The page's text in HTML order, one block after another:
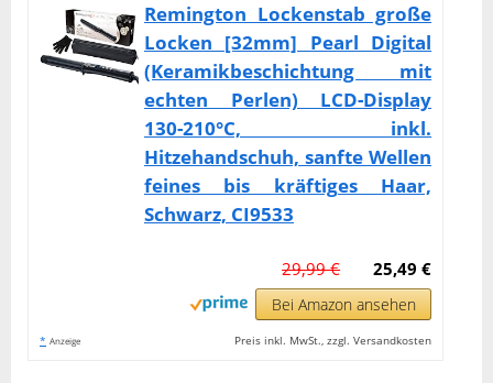
Remington Lockenstab große
Locken [32mm] Pearl Digital
(Keramikbeschichtung mit
echten Perlen) LCD-Display
130-210°C, inkl.
Hitzehandschuh, sanfte Wellen
feines bis kräftiges Haar,
Schwarz, CI9533
25,49 €
29,99 €
Bei Amazon ansehen
* Anzeige Preis inkl. MwSt., zzgl. Versandkosten